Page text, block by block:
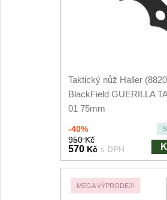
Taktický nůž Haller
BlackField GUERILLA
01 75mm
-40%
950 Kč
570 Kč s DPH
MEGA VÝPRODEJ!